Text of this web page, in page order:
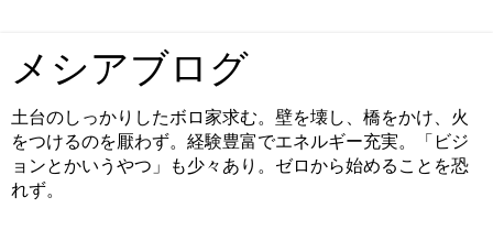
メシアブログ
土台のしっかりしたボロ家求む。壁を壊し、橋をかけ、火
をつけるのを厭わず。経験豊富でエネルギー充実。「ビジ
ョンとかいうやつ」も少々あり。ゼロから始めることを恐
れず。